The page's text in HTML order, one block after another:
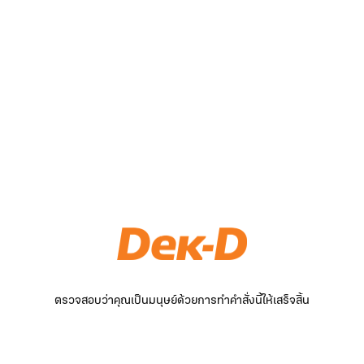
ตรวจสอบว่าคุณเป็นมนุษย์ด้วยการทำคำสั่งนี้ให้เสร็จสิ้น